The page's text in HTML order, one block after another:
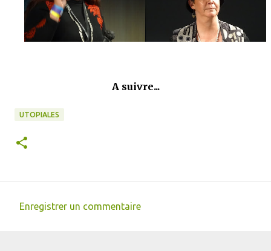
A suivre...
UTOPIALES
Enregistrer un commentaire